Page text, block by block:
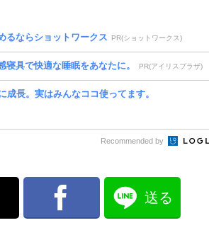
るならショットワークス PR(ショットワークス)
寝具で快適な睡眠をあなたに。 PR(アイリスプラザ)
成長。実はみんなココ使ってます。
Recommended by
送る